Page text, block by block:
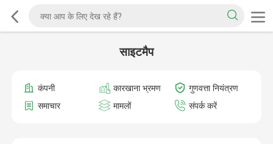
साइटमैप
कंपनी कारखाना भ्रमण
गुणवत्ता नियंत्रण
समाचार
मामलों संपर्क करें